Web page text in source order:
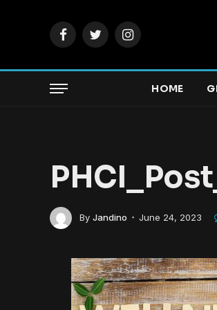
FacebookTwitterInstagram
HOME
By Jandino June 24, 2023